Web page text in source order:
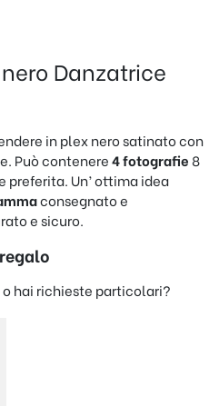
Danzatrice
in plex nero satinato con
Può contenere4 fotografie 8
preferita. Un’ ottima idea
consegnato e
e sicuro.
o hai richieste particolari?